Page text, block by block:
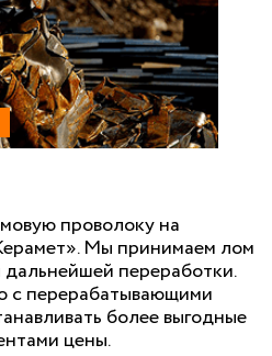
проволоку на
Мы принимаем лом
переработки.
с перерабатывающими
более выгодные
цены.